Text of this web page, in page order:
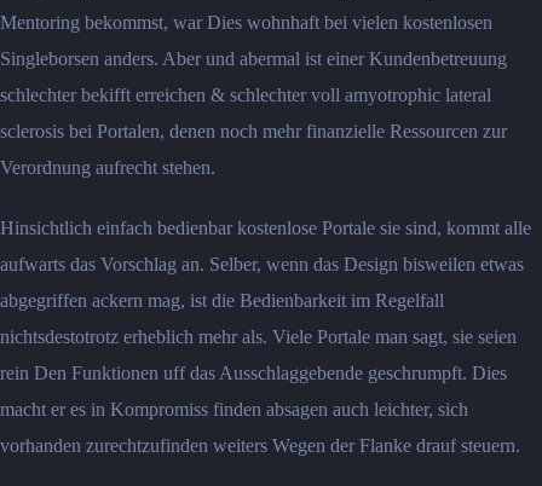
Mentoring bekommst, war Dies wohnhaft bei vielen kostenlosen
Singleborsen anders. Aber und abermal ist einer Kundenbetreuung
schlechter bekifft erreichen & schlechter voll amyotrophic lateral
sclerosis bei Portalen, denen noch mehr finanzielle Ressourcen zur
Verordnung aufrecht stehen.
Hinsichtlich einfach bedienbar kostenlose Portale sie sind, kommt alle
aufwarts das Vorschlag an. Selber, wenn das Design bisweilen etwas
abgegriffen ackern mag, ist die Bedienbarkeit im Regelfall
nichtsdestotrotz erheblich mehr als. Viele Portale man sagt, sie seien
rein Den Funktionen uff das Ausschlaggebende geschrumpft. Dies
macht er es in Kompromiss finden absagen auch leichter, sich
vorhanden zurechtzufinden weiters Wegen der Flanke drauf steuern.